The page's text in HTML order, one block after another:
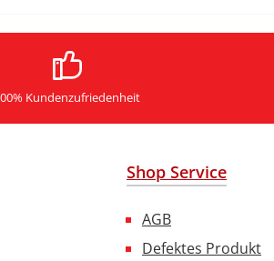
Kundenzufriedenheit
Shop Service
AGB
Defektes Produkt